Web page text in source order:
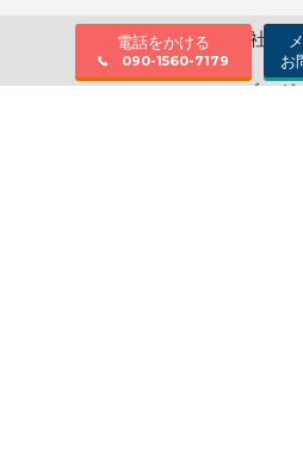
会社情報
ブログ
電話をかける
090-1560-7179
お